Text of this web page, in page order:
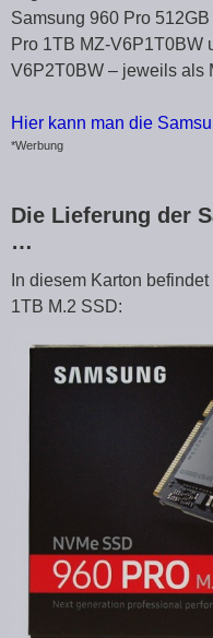
Samsung 960 Pro
Pro 1TB MZ-V6P1T0BW
V6P2T0BW – jeweils als
Hier kann man die
*Werbung
Die Lieferung der
…
In diesem Karton
1TB M.2 SSD: